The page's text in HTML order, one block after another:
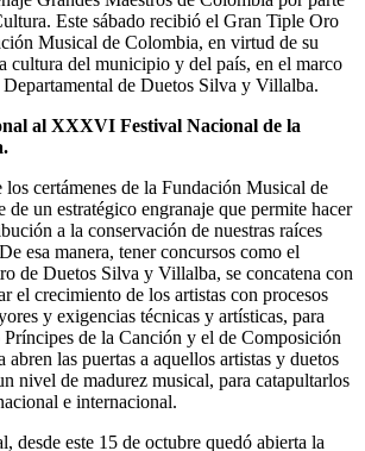
Este sábado recibió el Gran Tiple Oro
Musical de Colombia, en virtud de su
cultura del municipio y del país, en el marco
de Duetos Silva y Villalba.
al XXXVI Festival Nacional de la
los certámenes de la Fundación Musical de
de un estratégico engranaje que permite hacer
a la conservación de nuestras raíces
esa manera, tener concursos como el
de Duetos Silva y Villalba, se concatena con
el crecimiento de los artistas con procesos
y exigencias técnicas y artísticas, para
de la Canción y el de Composición
las puertas a aquellos artistas y duetos
nivel de madurez musical, para catapultarlos
e internacional.
desde este 15 de octubre quedó abierta la